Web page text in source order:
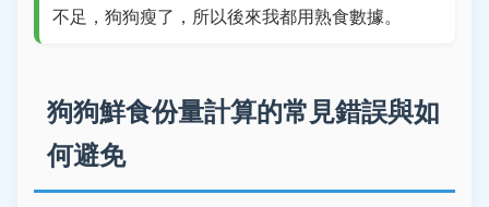
不足，狗狗瘦了，所以後來我都用熟食數據。
狗狗鮮食份量計算的常見錯誤與如
何避免